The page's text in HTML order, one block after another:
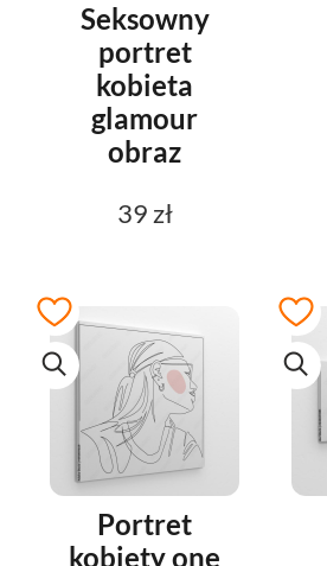
Seksowny
portret
kobieta
glamour
obraz
39 zł
Portret
kobiety one